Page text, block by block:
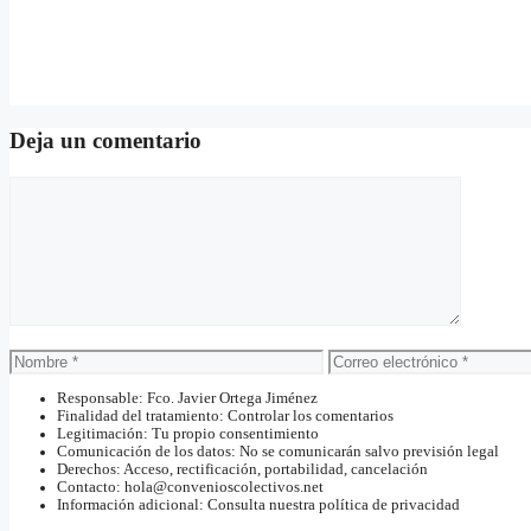
Deja un comentario
Nombre
Correo
electrónico
Responsable: Fco. Javier Ortega Jiménez
Finalidad del tratamiento: Controlar los comentarios
Legitimación: Tu propio consentimiento
Comunicación de los datos: No se comunicarán salvo previsión legal
Derechos: Acceso, rectificación, portabilidad, cancelación
Contacto: hola@convenioscolectivos.net
Información adicional: Consulta nuestra política de privacidad